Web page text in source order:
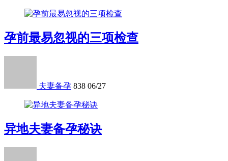
孕前最易忽视的三项检查
夫妻备孕 838 06/27
异地夫妻备孕秘诀